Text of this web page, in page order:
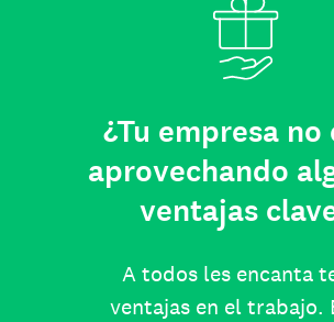
¿Tu empresa no
aprovechando
ventajas
A todos les encanta
ventajas en el trabajo.